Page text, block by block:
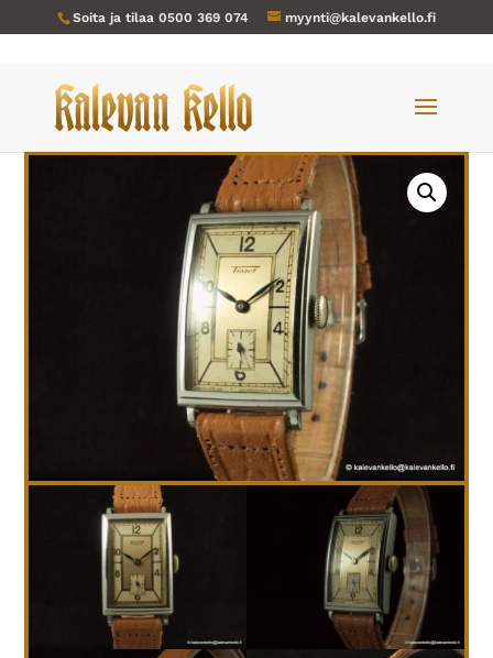
Soita ja tilaa 0500 369 074 myynti@kalevankello.fi
Verkkokauppa/Miesten kellot